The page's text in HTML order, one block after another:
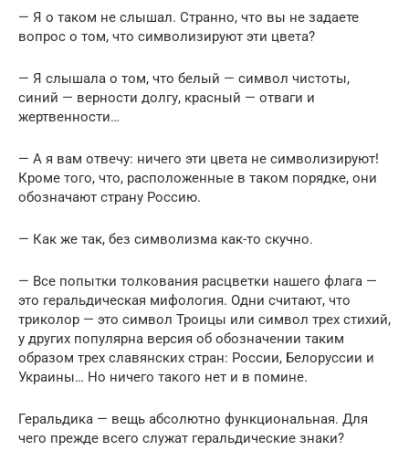
— Я о таком не слышал. Странно, что вы не задаете
вопрос о том, что символизируют эти цвета?
— Я слышала о том, что белый — символ чистоты,
синий — верности долгу, красный — отваги и
жертвенности…
— А я вам отвечу: ничего эти цвета не символизируют!
Кроме того, что, расположенные в таком порядке, они
обозначают страну Россию.
— Как же так, без символизма как-то скучно.
— Все попытки толкования расцветки нашего флага —
это геральдическая мифология. Одни считают, что
триколор — это символ Троицы или символ трех стихий,
у других популярна версия об обозначении таким
образом трех славянских стран: России, Белоруссии и
Украины… Но ничего такого нет и в помине.
Геральдика — вещь абсолютно функциональная. Для
чего прежде всего служат геральдические знаки?